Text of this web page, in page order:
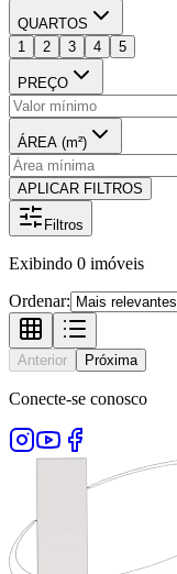
QUARTOS
1
2 3 4 5
PREÇO
ÁREA (m²)
APLICAR FILTROS
Filtros
Exibindo 0 imóveis
Ordenar:
Anterior Próxima
Conecte-se conosco